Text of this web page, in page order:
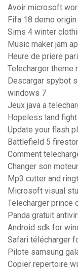
Avoir microsoft
Fifa 18 demo
Sims 4 winter
Music maker jam
Heure de priere
Telecharger theme
Descargar spybot
windows 7
Jeux java a
Hopeless land
Update your flash
Battlefield 5
Comment
Changer son
Mp3 cutter and
Microsoft visual
Telecharger prince
Panda gratuit
Android sdk for
Safari télécharger
Pilote samsung
Copier repertoire